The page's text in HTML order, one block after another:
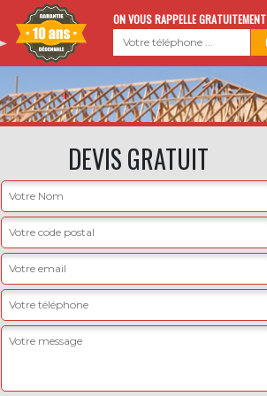
ON VOUS RAPPELLE GRATUITEMENT
DEVIS GRATUIT